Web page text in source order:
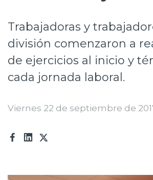
Innovación
Inversionistas
Prensa
Transparencia activa
Canales de denuncia
Acceso trabajadores/as
Trabajadoras y
división comenzaron a
de ejercicios al inicio y
cada jornada laboral.
Viernes 22 de septiembre de